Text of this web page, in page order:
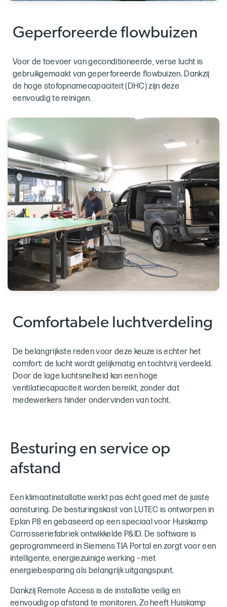
Geperforeerde flowbuizen
Voor de toevoer van geconditioneerde, verse lucht is
gebruikgemaakt van geperforeerde flowbuizen. Dankzij
de hoge stofopnamecapaciteit (DHC) zijn deze
eenvoudig te reinigen.
Comfortabele luchtverdeling
De belangrijkste reden voor deze keuze is echter het
comfort: de lucht wordt gelijkmatig en tochtvrij verdeeld.
Door de lage luchtsnelheid kan een hoge
ventilatiecapaciteit worden bereikt, zonder dat
medewerkers hinder ondervinden van tocht.
Besturing en service op
afstand
Een klimaatinstallatie werkt pas écht goed met de juiste
aansturing. De besturingskast van LUTEC is ontworpen in
Eplan P8 en gebaseerd op een speciaal voor Huiskamp
Carrosseriefabriek ontwikkelde P&ID. De software is
geprogrammeerd in Siemens TIA Portal en zorgt voor een
intelligente, energiezuinige werking – met
energiebesparing als belangrijk uitgangspunt.
Dankzij Remote Access is de installatie veilig en
eenvoudig op afstand te monitoren. Zo heeft Huiskamp